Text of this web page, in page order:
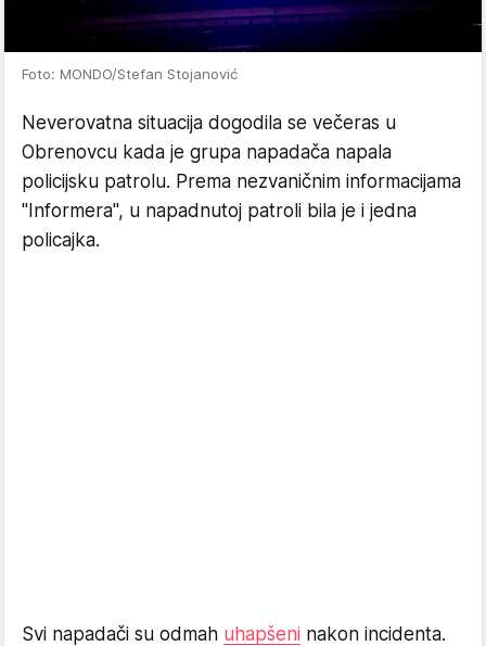
Foto: MONDO/Stefan Stojanović
Neverovatna situacija dogodila se večeras u
Obrenovcu kada je grupa napadača napala
policijsku patrolu. Prema nezvaničnim informacijama
"Informera", u napadnutoj patroli bila je i jedna
policajka.
Svi napadači su odmah uhapšeni nakon incidenta.